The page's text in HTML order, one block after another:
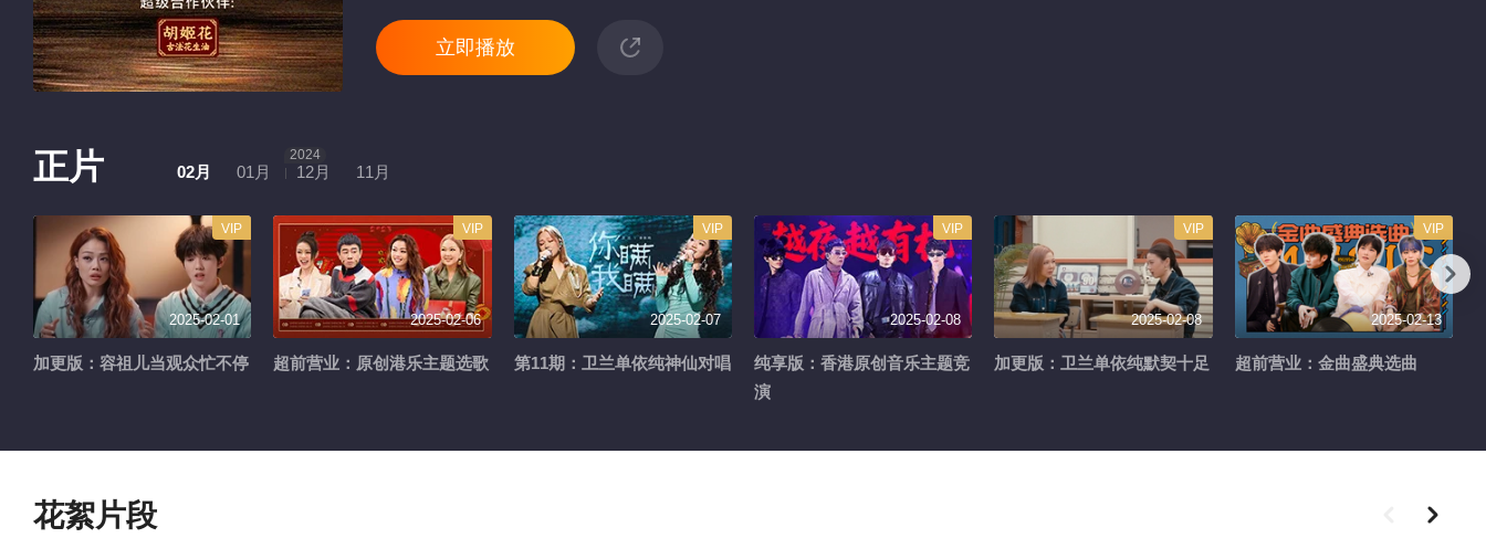
立即播放
正片 02月 01月 12月
2024
11月
VIP
2025-02-01
加更版：容祖儿当观众忙不停
VIP
2025-02-06
超前营业：原创港乐主题选歌
VIP
2025-02-07
第11期：卫兰单依纯神仙对唱
VIP
2025-02-08
纯享版：香港原创音乐主题竞
演
VIP
2025-02-08
加更版：卫兰单依纯默契十足
VIP
2025-02-13
超前营业：金曲盛典选曲
花絮片段